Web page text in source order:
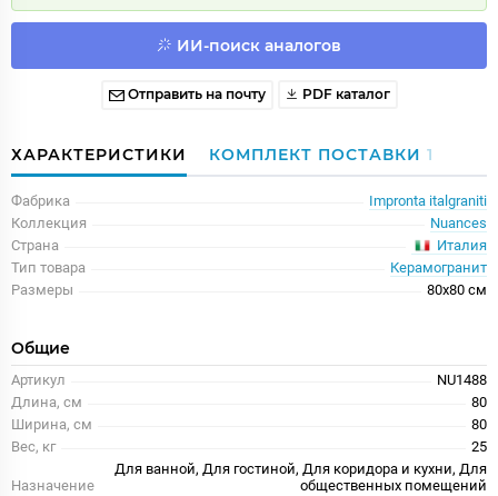
ИИ-поиск аналогов
Отправить на почту PDF каталог
ХАРАКТЕРИСТИКИ КОМПЛЕКТ ПОСТАВКИ 1
Фабрика
Impronta italgraniti
Коллекция
Nuances
Страна
Италия
Тип товара
Керамогранит
Размеры
80x80 см
Общие
Артикул
NU1488
Длина, см
80
Ширина, см
80
Вес, кг
25
Назначение
Для ванной, Для гостиной, Для коридора и кухни, Для
общественных помещений